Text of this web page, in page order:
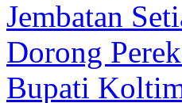
Bupati